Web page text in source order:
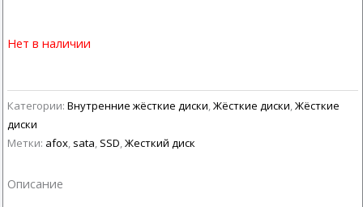
Нет в наличии
Категории: Внутренние жёсткие диски Жёсткие диски Жёсткие
диски
Метки: afox sata SSD Жесткий диск
Описание